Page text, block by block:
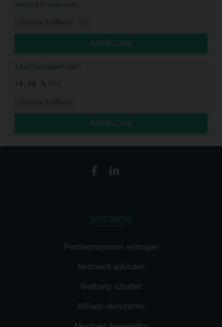
weitere Provisionen
Computer & Software +1
ANMELDEN
LicenseQueen.com
10,00 %
Computer & Software
ANMELDEN
Partnerprogramm eintragen
Netzwerk anbinden
Werbung schalten
Affiliate-Newsletter